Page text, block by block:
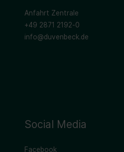
Anfahrt Zentrale
+49 2871 2192-0
info@duvenbeck.de
Social Media
Facebook